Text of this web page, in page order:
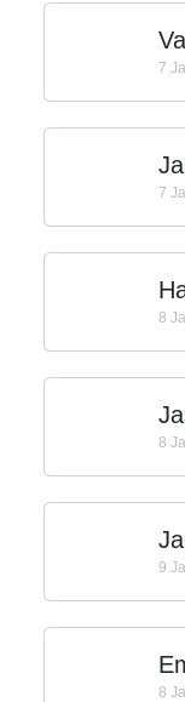
7
7
8
8
9
8